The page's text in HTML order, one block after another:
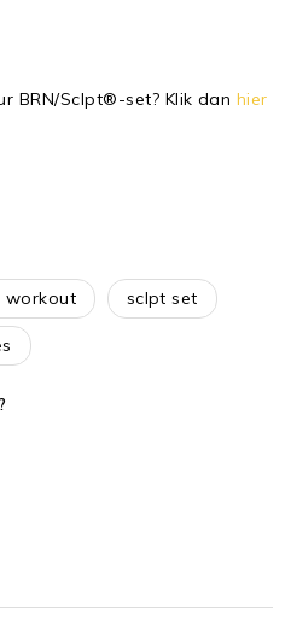
BRN/Sclpt®-set? Klik dan hier
workout sclpt set